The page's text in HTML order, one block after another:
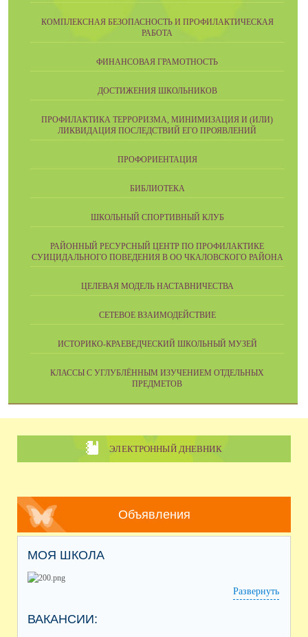
КОМПЛЕКСНАЯ БЕЗОПАСНОСТЬ И ПРОФИЛАКТИЧЕСКАЯ
РАБОТА
ФИНАНСОВАЯ ГРАМОТНОСТЬ
ДОСТИЖЕНИЯ ШКОЛЬНИКОВ
ПРОФИЛАКТИКА ТЕРРОРИЗМА, МИНИМИЗАЦИЯ И (ИЛИ)
ЛИКВИДАЦИЯ ПОСЛЕДСТВИЙ ЕГО ПРОЯВЛЕНИЙ
ПРОФОРИЕНТАЦИЯ
БИБЛИОТЕКА
ШКОЛЬНЫЙ СПОРТИВНЫЙ КЛУБ
РАЙОННЫЙ РЕСУРСНЫЙ ЦЕНТР ПО ПРОФИЛАКТИКЕ
СУИЦИДАЛЬНОГО ПОВЕДЕНИЯ В ОО ЧКАЛОВСКОГО РАЙОНА
ЦЕЛЕВАЯ МОДЕЛЬ НАСТАВНИЧЕСТВА
СЕТЕВОЕ ВЗАИМОДЕЙСТВИЕ
ИСТОРИКО-КРАЕВЕДЧЕСКИЙ ШКОЛЬНЫЙ МУЗЕЙ
КЛАССЫ С УГЛУБЛЁННЫМ ИЗУЧЕНИЕМ ОТДЕЛЬНЫХ
ПРЕДМЕТОВ
ЭЛЕКТРОННЫЙ ДНЕВНИК
Объявления
МОЯ ШКОЛА
Развернуть
ВАКАНСИИ: